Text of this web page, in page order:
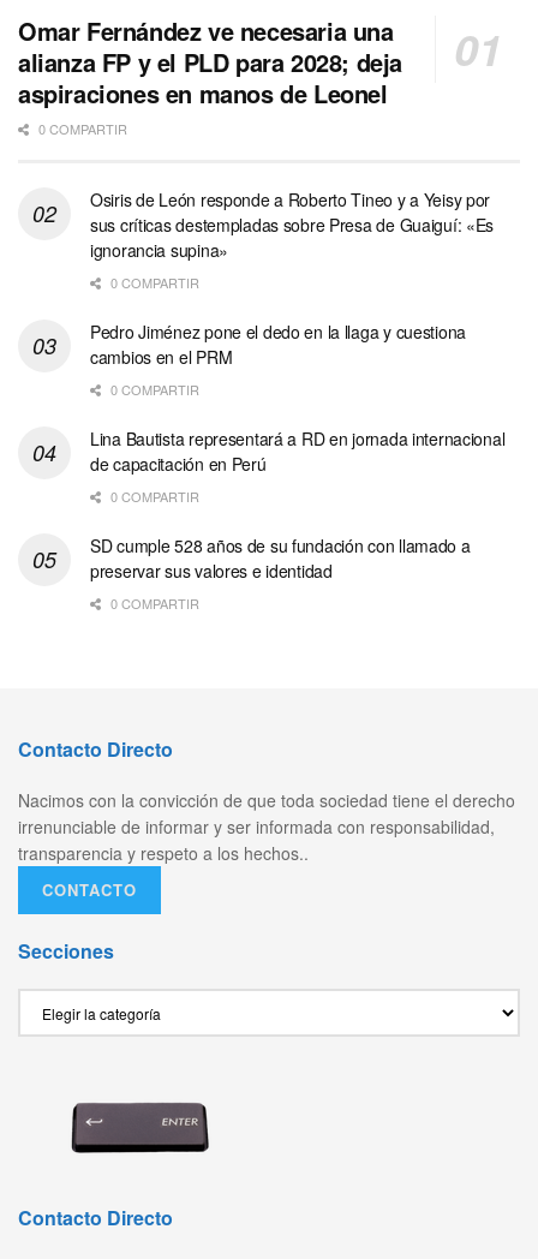
Omar Fernández ve necesaria una
alianza FP y el PLD para 2028; deja
aspiraciones en manos de Leonel
0 COMPARTIR
Osiris de León responde a Roberto Tineo y a Yeisy por
sus críticas destempladas sobre Presa de Guaiguí: «Es
ignorancia supina»
0 COMPARTIR
Pedro Jiménez pone el dedo en la llaga y cuestiona
cambios en el PRM
0 COMPARTIR
Lina Bautista representará a RD en jornada internacional
de capacitación en Perú
0 COMPARTIR
SD cumple 528 años de su fundación con llamado a
preservar sus valores e identidad
0 COMPARTIR
Contacto Directo
Nacimos con la convicción de que toda sociedad tiene el derecho
irrenunciable de informar y ser informada con responsabilidad,
transparencia y respeto a los hechos..
CONTACTO
Secciones
Contacto Directo